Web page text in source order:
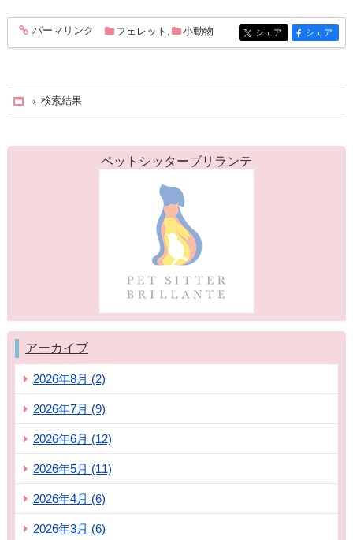
entry334
パーマリンク フェレット 小動物 entry334
シェア entry334
シェア
Home
検索結果
ペットシッターブリランテ
アーカイブ
2026年8月 (2)
2026年7月 (9)
2026年6月 (12)
2026年5月 (11)
2026年4月 (6)
2026年3月 (6)